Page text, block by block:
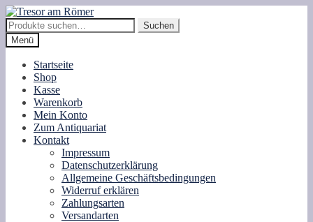
Zur
Navigation
springen
Zum
Inhalt
springen
Suche
nach:
Suchen
Menü
Startseite
Shop
Kasse
Warenkorb
Mein Konto
Zum Antiquariat
Kontakt
Impressum
Datenschutzerklärung
Allgemeine Geschäftsbedingungen
Widerruf erklären
Zahlungsarten
Versandarten